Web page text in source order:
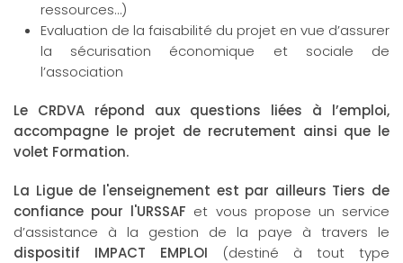
ressources…)
Evaluation de la faisabilité du projet en vue d’assurer
la sécurisation économique et sociale de
l’association
Le CRDVA répond aux questions liées à l’emploi,
accompagne le projet de recrutement ainsi que le
volet Formation.
La Ligue de l'enseignement est par ailleurs Tiers de
confiance pour l'URSSAF et vous propose un service
d’assistance à la gestion de la paye à travers le
dispositif IMPACT EMPLOI (destiné à tout type